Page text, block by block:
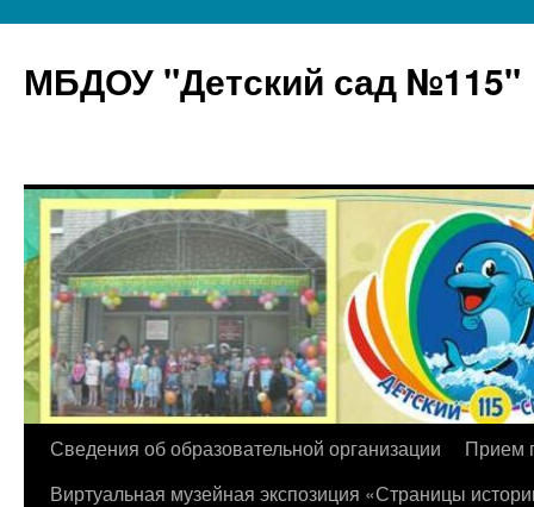
МБДОУ "Детский сад №115"
Перейти
Сведения об образовательной организации
Прием
Виртуальная музейная экспозиция «Страницы